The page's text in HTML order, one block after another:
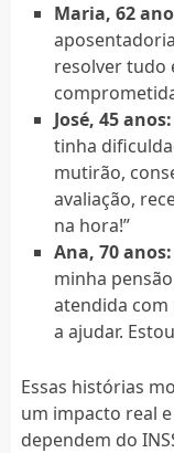
Maria, 62
resolver tudo
José, 45 anos:
tinha
mutirão,
avaliação,
na hora!”
Ana, 70 anos:
minha
atendida
a ajudar.
Essas histórias
um impacto real
dependem do